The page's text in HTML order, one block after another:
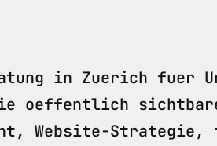
in Zuerich fuer
oeffentlich
Website-Strategie,